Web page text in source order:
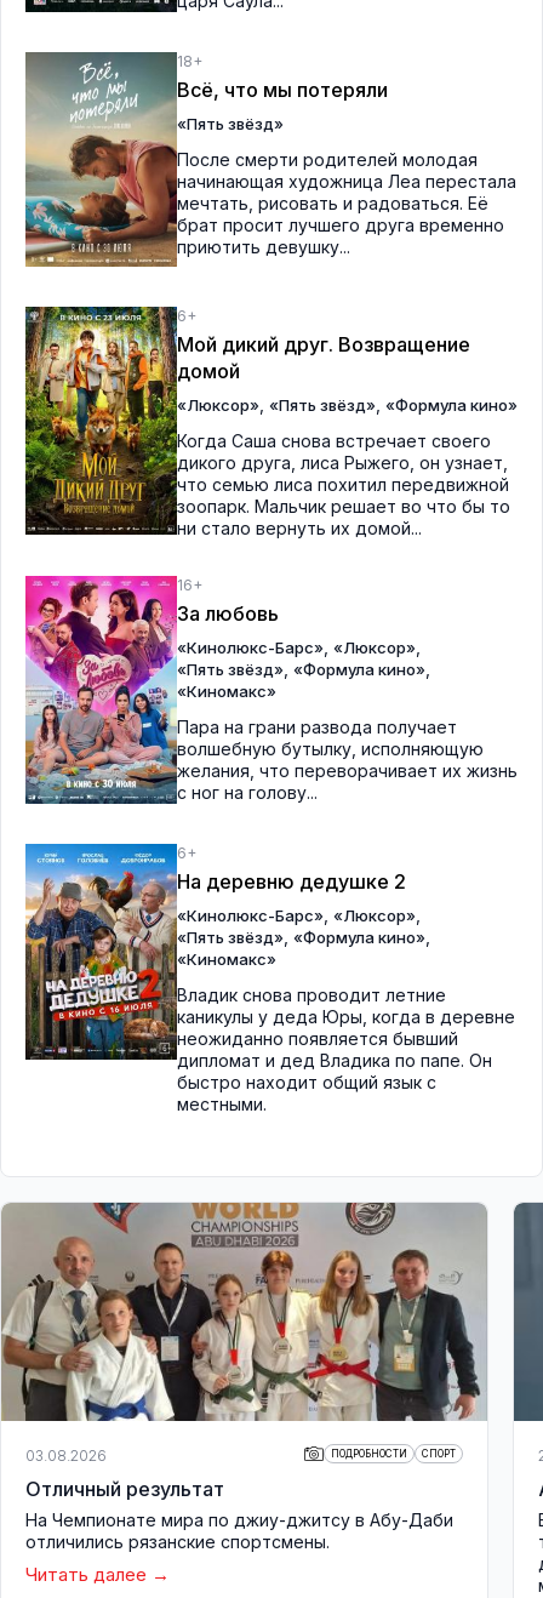
18+
Всё, что мы потеряли
«Пять звёзд»
После смерти родителей молодая
начинающая художница Леа перестала
мечтать, рисовать и радоваться. Её
брат просит лучшего друга временно
приютить девушку...
6+
Мой дикий друг. Возвращение
домой
«Люксор» «Пять звёзд» «Формула кино»
Когда Саша снова встречает своего
дикого друга, лиса Рыжего, он узнает,
что семью лиса похитил передвижной
зоопарк. Мальчик решает во что бы то
ни стало вернуть их домой...
16+
За любовь
«Кинолюкс-Барс» «Люксор»
«Пять звёзд» «Формула кино»
«Киномакс»
Пара на грани развода получает
волшебную бутылку, исполняющую
желания, что переворачивает их жизнь
с ног на голову...
6+
На деревню дедушке 2
«Кинолюкс-Барс» «Люксор»
«Пять звёзд» «Формула кино»
«Киномакс»
Владик снова проводит летние
каникулы у деда Юры, когда в деревне
неожиданно появляется бывший
дипломат и дед Владика по папе. Он
быстро находит общий язык с
местными.
03.08.2026 ПОДРОБНОСТИ СПОРТ
Отличный результат
На Чемпионате мира по джиу-джитсу в Абу-Даби
отличились рязанские спортсмены.
Читать далее